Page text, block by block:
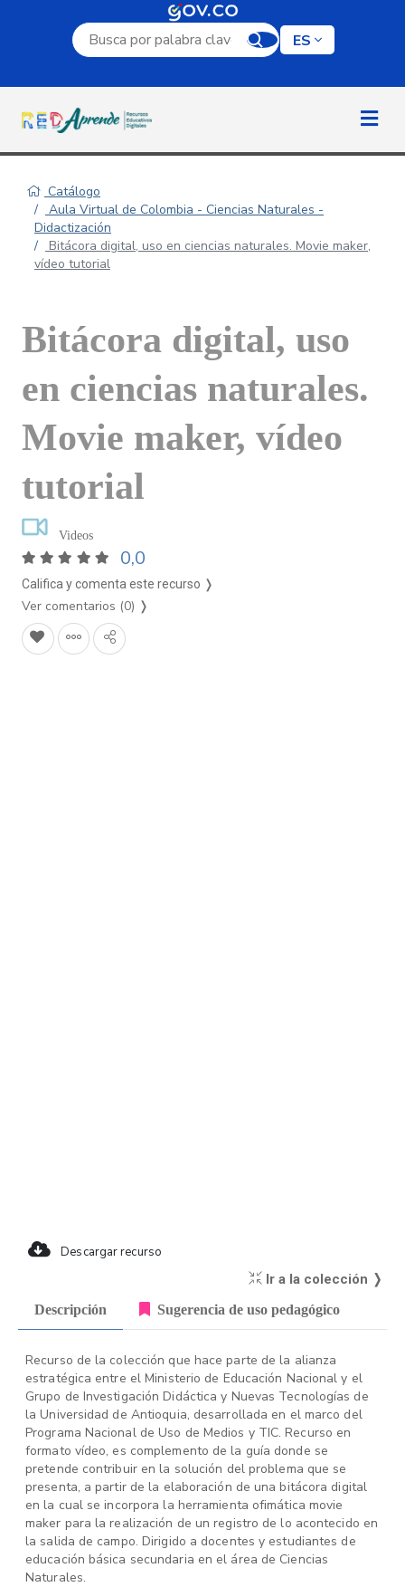
Campo de búsqueda por palabra clave
ES
Catálogo
Aula Virtual de Colombia - Ciencias Naturales -
Didactización
Bitácora digital, uso en ciencias naturales. Movie maker,
vídeo tutorial
Bitácora digital, uso
en ciencias naturales.
Movie maker, vídeo
tutorial
Videos
0,0
Califica y comenta este recurso ❭
Ver comentarios (0) ❭
Descargar recurso
Ir a la colección ❭
Descripción Sugerencia de uso pedagógico
Recurso de la colección que hace parte de la alianza
estratégica entre el Ministerio de Educación Nacional y el
Grupo de Investigación Didáctica y Nuevas Tecnologías de
la Universidad de Antioquia, desarrollada en el marco del
Programa Nacional de Uso de Medios y TIC. Recurso en
formato vídeo, es complemento de la guía donde se
pretende contribuir en la solución del problema que se
presenta, a partir de la elaboración de una bitácora digital
en la cual se incorpora la herramienta ofimática movie
maker para la realización de un registro de lo acontecido en
la salida de campo. Dirigido a docentes y estudiantes de
educación básica secundaria en el área de Ciencias
Naturales.